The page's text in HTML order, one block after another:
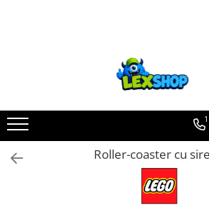
Board Games
Extensii boardgames
Card Games (jocuri cu carti)
1
Roller-coaster cu